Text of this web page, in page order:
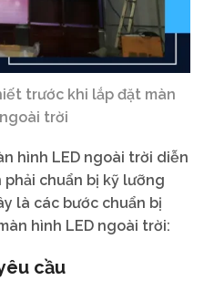
trước khi lắp đặt màn
trời
hình LED ngoài trời diễn
phải chuẩn bị kỹ lưỡng
là các bước chuẩn bị
hình LED ngoài trời:
cầu